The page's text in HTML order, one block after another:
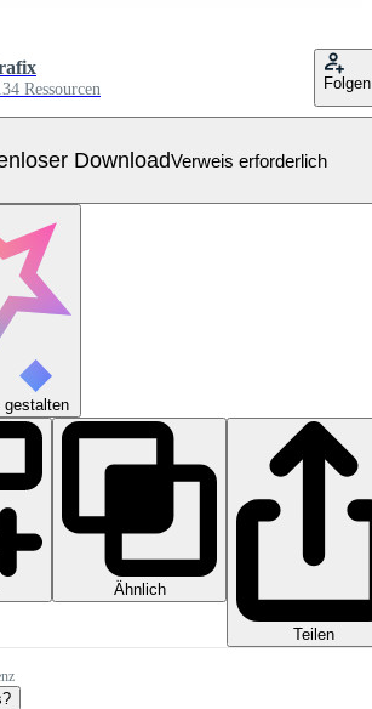
Ressourcen Folgen
DownloadVerweis erforderlich
gestalten
Ähnlich
Teilen